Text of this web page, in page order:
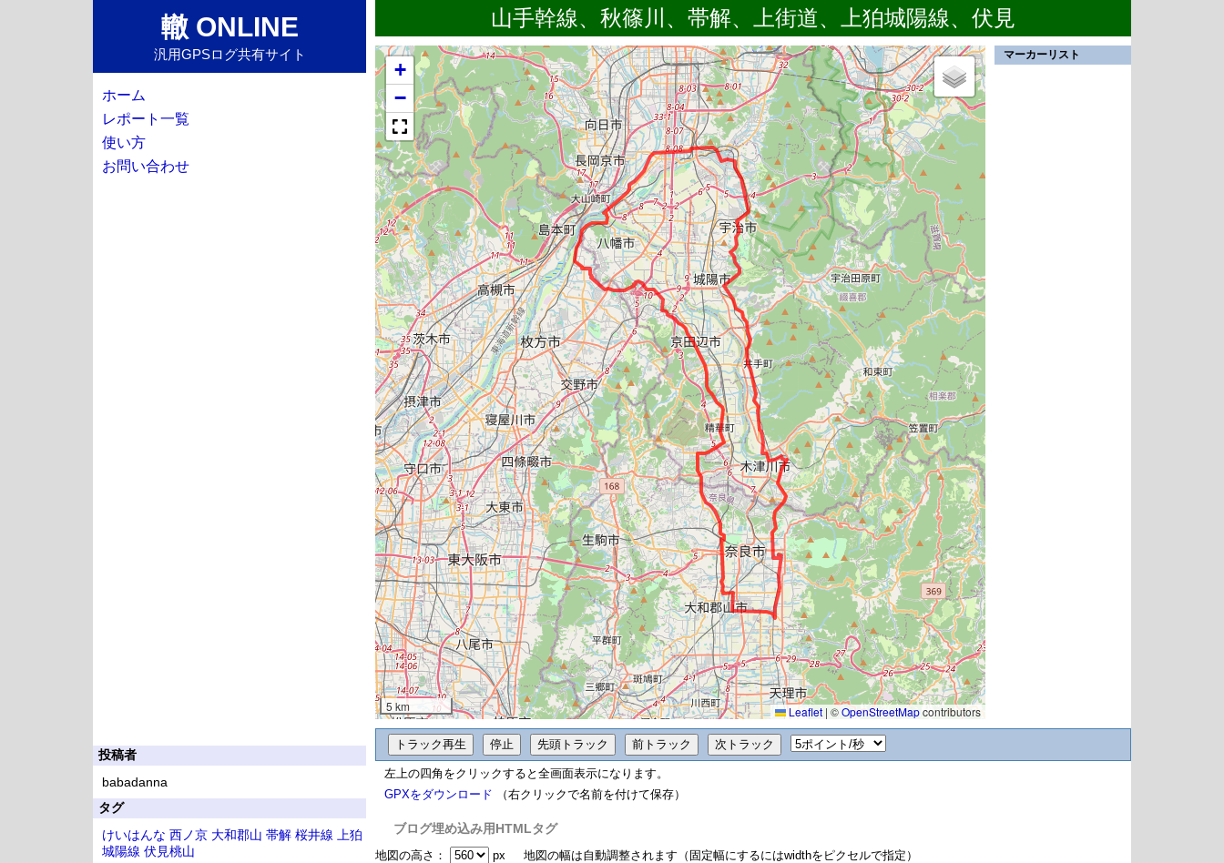
山手幹線、秋篠川、帯解、上街道、上狛城陽線、伏見
+
−
5 km Leaflet | ©OpenStreetMapcontributors
マーカーリスト
左上の四角をクリックすると全画面表示になります。
GPXをダウンロード （右クリックで名前を付けて保存）
ブログ埋め込み用HTMLタグ
地図の高さ：
px 地図の幅は自動調整されます（固定幅にするにはwidthをピクセルで指定）
轍 ONLINE
汎用GPSログ共有サイト
ホーム
レポート一覧
使い方
お問い合わせ
投稿者
babadanna
タグ
けいはんな 西ノ京 大和郡山 帯解 桜井線
上狛
城陽線 伏見桃山